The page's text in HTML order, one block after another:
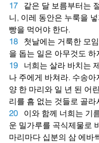
17
같은 달 보름부터는
니, 이레 동안은 누룩을
빵을 먹어야 한다.
18
첫날에는 거룩한 모
을 돕는 일은 아무것도 하
19
너희는 살라 바치는
나 주에게 바쳐라. 수송아
양 한 마리와 일 년 된 어
리를 흠 없는 것들로 골라
20
이와 함께 너희는 기
운 밀가루를 곡식제물로
마리마다 십분의 삼 에바